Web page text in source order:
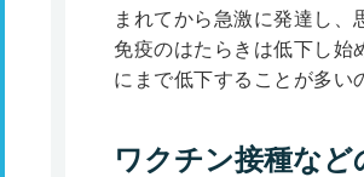
まれてから急激に発達し
免疫のはたらきは低下し始
にまで低下することが多い
ワクチン接種な